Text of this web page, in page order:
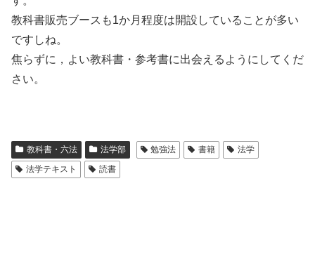
教科書販売ブースも1か月程度は開設していることが多い
ですしね。
焦らずに，よい教科書・参考書に出会えるようにしてくだ
さい。
教科書・六法 法学部 勉強法 書籍
法学
法学テキスト
読書